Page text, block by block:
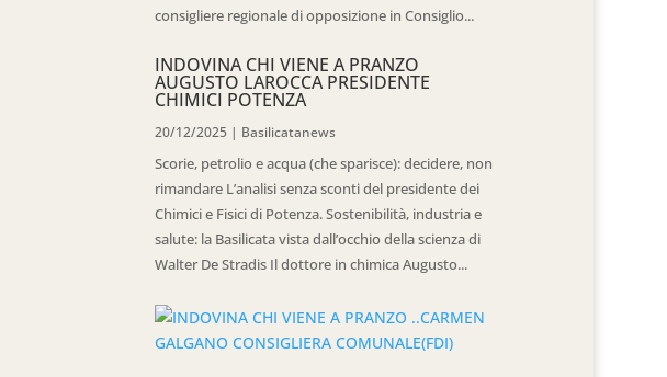
consigliere regionale di opposizione in Consiglio...
INDOVINA CHI VIENE A PRANZO
AUGUSTO LAROCCA PRESIDENTE
CHIMICI POTENZA
20/12/2025 | Basilicatanews
Scorie, petrolio e acqua (che sparisce): decidere, non
rimandare L’analisi senza sconti del presidente dei
Chimici e Fisici di Potenza. Sostenibilità, industria e
salute: la Basilicata vista dall’occhio della scienza di
Walter De Stradis Il dottore in chimica Augusto...